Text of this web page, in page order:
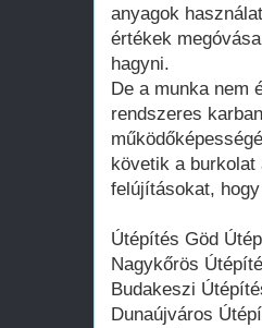
anyagok
értékek
hagyni.
De a munka nem
rendszeres
követik a
felújításokat,
Útépítés Göd
Nagykőrös
Budakeszi
Dunaújváros